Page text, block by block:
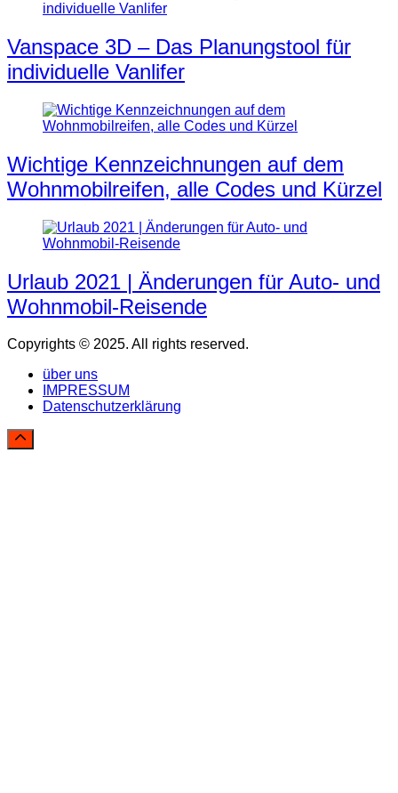
Vanspace 3D – Das Planungstool für
individuelle Vanlifer
Wichtige Kennzeichnungen auf dem
Wohnmobilreifen, alle Codes und Kürzel
Urlaub 2021 | Änderungen für Auto- und
Wohnmobil-Reisende
Copyrights © 2025. All rights reserved.
über uns
IMPRESSUM
Datenschutzerklärung